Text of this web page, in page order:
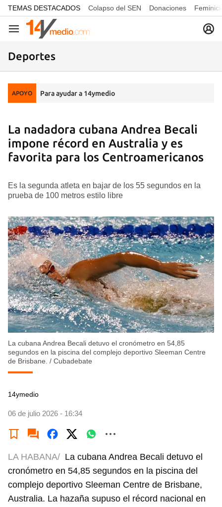
common.go-to-content
TEMAS DESTACADOS Colapso del SEN Donaciones
Navegación
Deportes
APOYO Para ayudar a 14ymedio
La nadadora cubana Andrea Becali
impone récord en Australia y es
favorita para los Centroamericanos
Es la segunda atleta en bajar de los 55 segundos en la
prueba de 100 metros estilo libre
La cubana Andrea Becali detuvo el cronómetro en 54,85
segundos en la piscina del complejo deportivo Sleeman Centre
de Brisbane. / Cubadebate
14ymedio
06 de julio 2026 - 16:34
LA HABANA/ La cubana Andrea Becali detuvo el
cronómetro en 54,85 segundos en la piscina del
complejo deportivo Sleeman Centre de Brisbane,
Australia. La hazaña supuso el récord nacional en